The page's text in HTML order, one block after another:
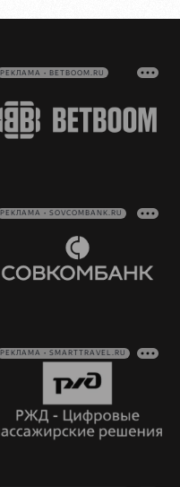
РЕКЛАМА • BETBOOM.RU
РЕКЛАМА • SOVCOMBANK.RU
РЕКЛАМА • SMARTTRAVEL.RU